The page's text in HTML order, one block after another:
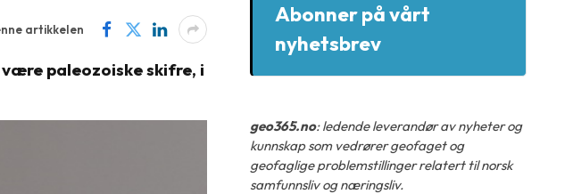
artikkelen
paleozoiske skifre, i
Abonner på vårt
nyhetsbrev
geo365.no: ledende leverandør av nyheter og
kunnskap som vedrører geofaget og
geofaglige problemstillinger relatert til norsk
samfunnsliv og næringsliv.